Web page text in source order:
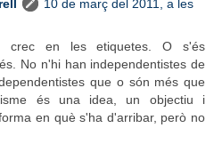
10 de març del 2011, a les
crec en les etiquetes. O s'és
No n'hi han independentistes de
que o són més que
és una idea, un objectiu i
en què s'ha d'arribar, però no